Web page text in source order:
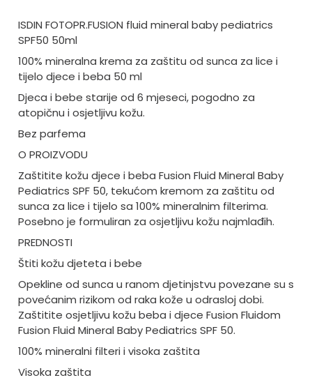
ISDIN FOTOPR.FUSION fluid mineral baby pediatrics
SPF50 50ml
100% mineralna krema za zaštitu od sunca za lice i
tijelo djece i beba 50 ml
Djeca i bebe starije od 6 mjeseci, pogodno za
atopičnu i osjetljivu kožu.
Bez parfema
O PROIZVODU
Zaštitite kožu djece i beba Fusion Fluid Mineral Baby
Pediatrics SPF 50, tekućom kremom za zaštitu od
sunca za lice i tijelo sa 100% mineralnim filterima.
Posebno je formuliran za osjetljivu kožu najmlađih.
PREDNOSTI
Štiti kožu djeteta i bebe
Opekline od sunca u ranom djetinjstvu povezane su s
povećanim rizikom od raka kože u odrasloj dobi.
Zaštitite osjetljivu kožu beba i djece Fusion Fluidom
Fusion Fluid Mineral Baby Pediatrics SPF 50.
100% mineralni filteri i visoka zaštita
Visoka zaštita